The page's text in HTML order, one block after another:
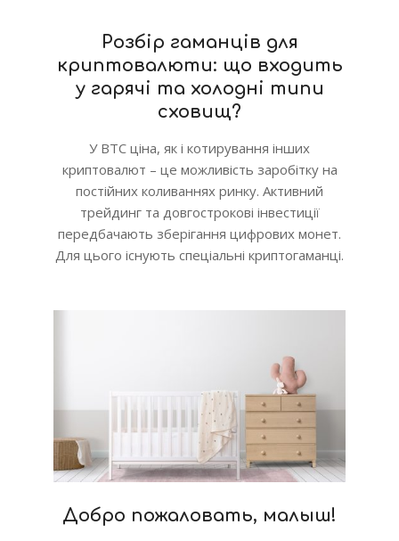
Розбір гаманців для
криптовалюти: що входить
у гарячі та холодні типи
сховищ?
У BTC ціна, як і котирування інших
криптовалют – це можливість заробітку на
постійних коливаннях ринку. Активний
трейдинг та довгострокові інвестиції
передбачають зберігання цифрових монет.
Для цього існують спеціальні криптогаманці.
Добро пожаловать, малыш!